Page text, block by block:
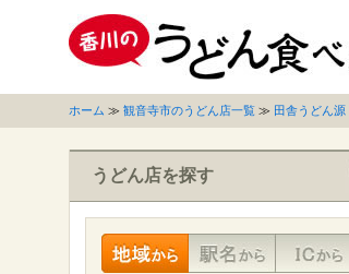
ホーム ≫ 観音寺市のうどん店一覧 ≫ 田舎うどん源
うどん店を探す